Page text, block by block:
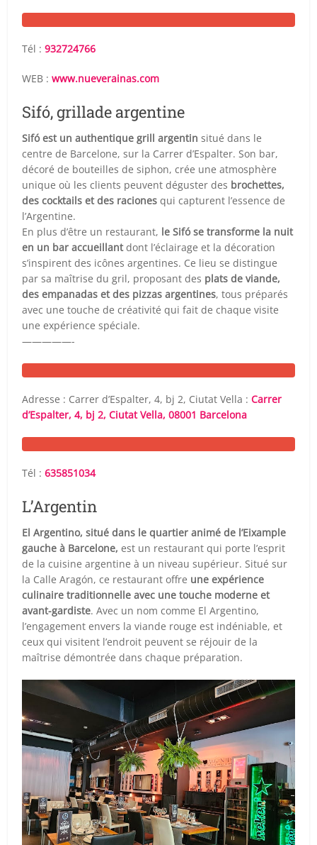
Tél :932724766
WEB :www.nueverainas.com
Sifó, grillade argentine
Sifó est un authentique grill argentin situé dans le
centre de Barcelone, sur la Carrer d’Espalter. Son bar,
décoré de bouteilles de siphon, crée une atmosphère
unique où les clients peuvent déguster des brochettes,
des cocktails et des raciones qui capturent l’essence de
l’Argentine.
En plus d’être un restaurant, le Sifó se transforme la nuit
en un bar accueillantdont l’éclairage et la décoration
s’inspirent des icônes argentines. Ce lieu se distingue
par sa maîtrise du gril, proposant des plats de viande,
des empanadas et des pizzas argentines, tous préparés
avec une touche de créativité qui fait de chaque visite
une expérience spéciale.
—————-
Adresse : Carrer d’Espalter, 4, bj 2, Ciutat Vella :Carrer
d’Espalter, 4, bj 2, Ciutat Vella, 08001 Barcelona
Tél :635851034
L’Argentin
El Argentino, situé dans le quartier animé de l’Eixample
gauche à Barcelone, est un restaurant qui porte l’esprit
de la cuisine argentine à un niveau supérieur. Situé sur
la Calle Aragón, ce restaurant offre une expérience
culinaire traditionnelle avec une touche moderne et
avant-gardiste. Avec un nom comme El Argentino,
l’engagement envers la viande rouge est indéniable, et
ceux qui visitent l’endroit peuvent se réjouir de la
maîtrise démontrée dans chaque préparation.